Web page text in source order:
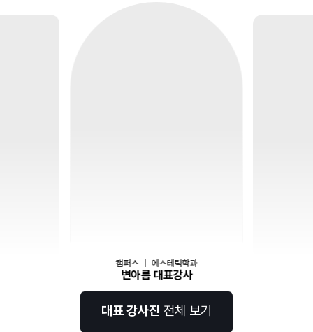
캠퍼스 ｜ 에스테틱학과
변아름 대표강사
대표 강사진 전체 보기